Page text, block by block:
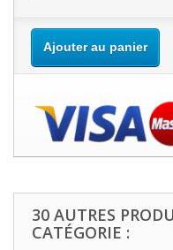
Ajouter au panier
30 AUTRES
CATÉGORIE :